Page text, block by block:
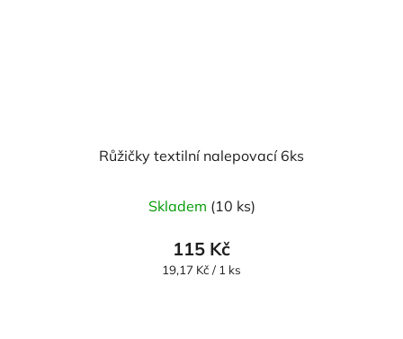
Růžičky textilní nalepovací 6ks
hodnocení
produktu
je
Skladem (10 ks)
115 Kč
Měrná
19,17 Kč / 1 ks